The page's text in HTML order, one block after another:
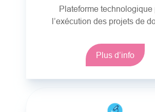
Plateforme technologique
l’exécution des projets de
Plus d’info